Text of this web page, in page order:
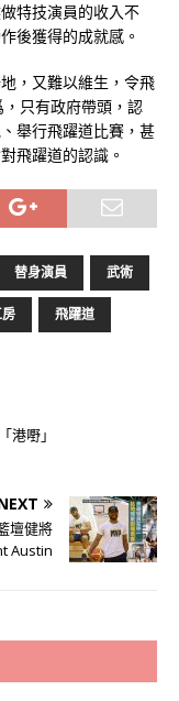
特技演員的收入不
後獲得的成就感。
，又難以維生，令飛
只有政府帶頭，認
舉行飛躍道比賽，甚
飛躍道的認識。
替身演員 武術
飛躍道
嘢」
壇健將
Austin